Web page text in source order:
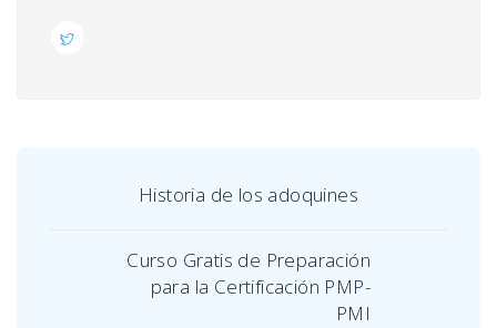
Historia de los adoquines
Curso Gratis de Preparación
para la Certificación PMP-
PMI